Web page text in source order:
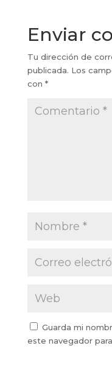
Enviar
Tu dirección de
publicada. Los
con *
Guarda mi
este navegador